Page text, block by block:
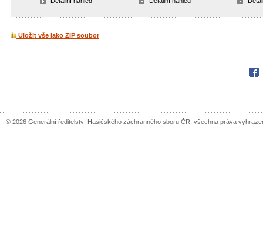
Uložit vše jako ZIP soubor
© 2026 Generální ředitelství Hasičského záchranného sboru ČR, všechna práva